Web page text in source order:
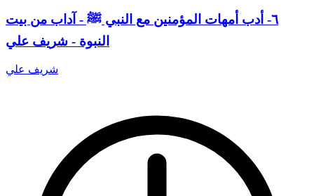
٦- أدب أمهات المؤمنين مع النبي ﷺ - آداب من بيت
النبوة - شريف علي
شريف علي